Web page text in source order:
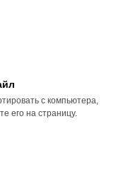
с компьютера,
его на страницу.